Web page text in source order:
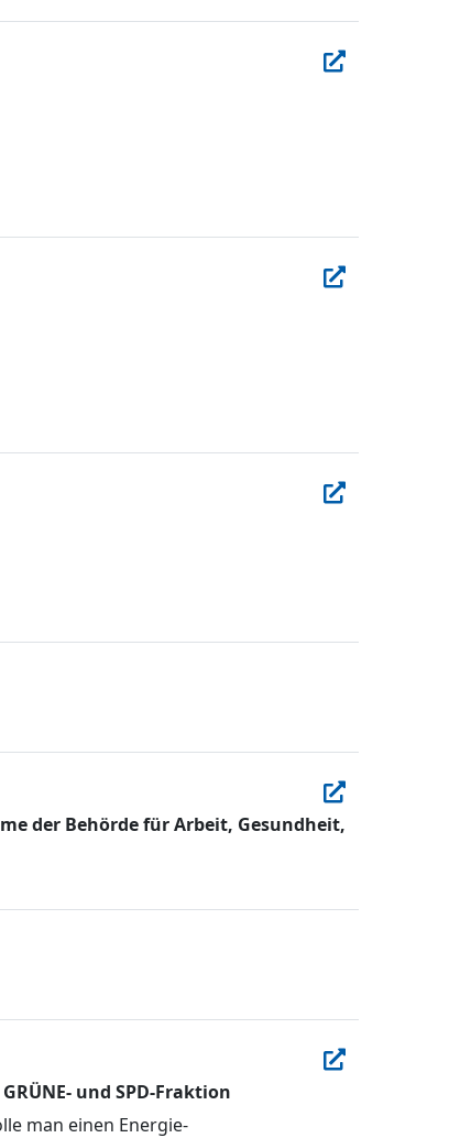
der Behörde für Arbeit, Gesundheit,
und SPD-Fraktion
man einen Energie-